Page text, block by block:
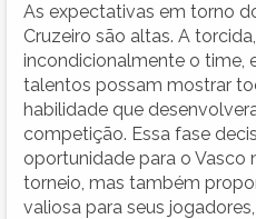
As expectativas em torno
Cruzeiro são altas. A
incondicionalmente o time,
talentos possam mostrar
habilidade que
competição. Essa fase
oportunidade para o Vasco
torneio, mas também
valiosa para seus